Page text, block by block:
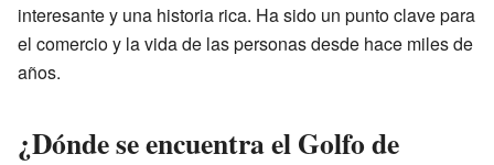
interesante y una historia rica. Ha sido un punto clave para
el comercio y la vida de las personas desde hace miles de
años.
¿Dónde se encuentra el Golfo de